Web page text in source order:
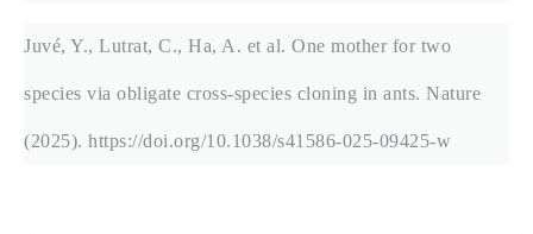
Juvé, Y., Lutrat, C., Ha, A. et al. One mother for two
species via obligate cross-species cloning in ants. Nature
(2025). https://doi.org/10.1038/s41586-025-09425-w